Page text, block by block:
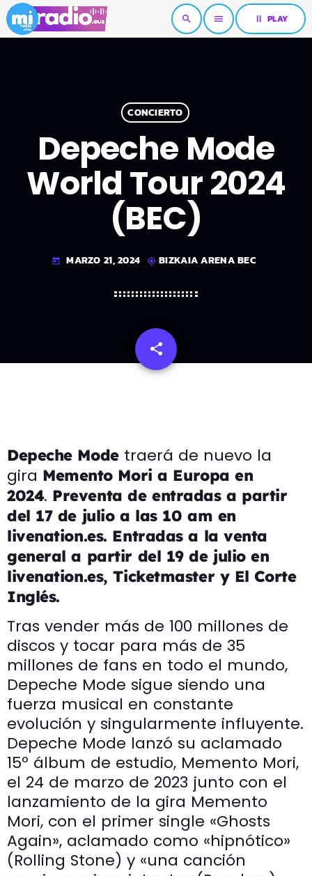
search menu pause PLAY
CONCIERTO
Depeche Mode
World Tour 2024
(BEC)
today MARZO 21, 2024 my_location BIZKAIA ARENA BEC
share
email
Depeche Modetraerá de nuevo la
gira Memento Mori a Europa en
2024. Preventa de entradas a partir
del 17 de julio a las 10 am en
livenation.es. Entradas a la venta
general a partir del 19 de julio en
livenation.es, Ticketmaster y El Corte
Inglés.
Tras vender más de 100 millones de
discos y tocar para más de 35
millones de fans en todo el mundo,
Depeche Mode sigue siendo una
fuerza musical en constante
evolución y singularmente influyente.
Depeche Mode lanzó su aclamado
15º álbum de estudio, Memento Mori,
el 24 de marzo de 2023 junto con el
lanzamiento de la gira Memento
Mori, con el primer single «Ghosts
Again», aclamado como «hipnótico»
(Rolling Stone) y «una canción